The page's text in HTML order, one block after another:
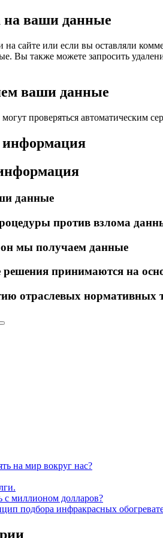
на ваши данные
сайте или если вы оставляли
Вы также можете запросить
ваши данные
проверяться автоматическим
данные
против взлома
мы получаем данные
решения принимаются на
отраслевых нормативных
на мир вокруг нас?
с миллионом долларов?
подбора инфракрасных